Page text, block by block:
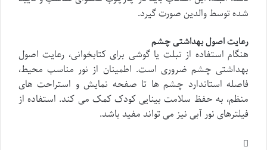
شده توسط والدین صورت گیرد.
رعایت اصول بهداشتی چشم
هنگام استفاده از تبلت یا گوشی برای کتابخوانی، رعایت اصول
بهداشتی چشم ضروری است. اطمینان از نور مناسب محیط،
فاصله استاندارد چشم ها تا صفحه نمایش و استراحت های
منظم، به حفظ سلامت بینایی کودک کمک می کند. استفاده از
فیلترهای نور آبی نیز می تواند مفید باشد.